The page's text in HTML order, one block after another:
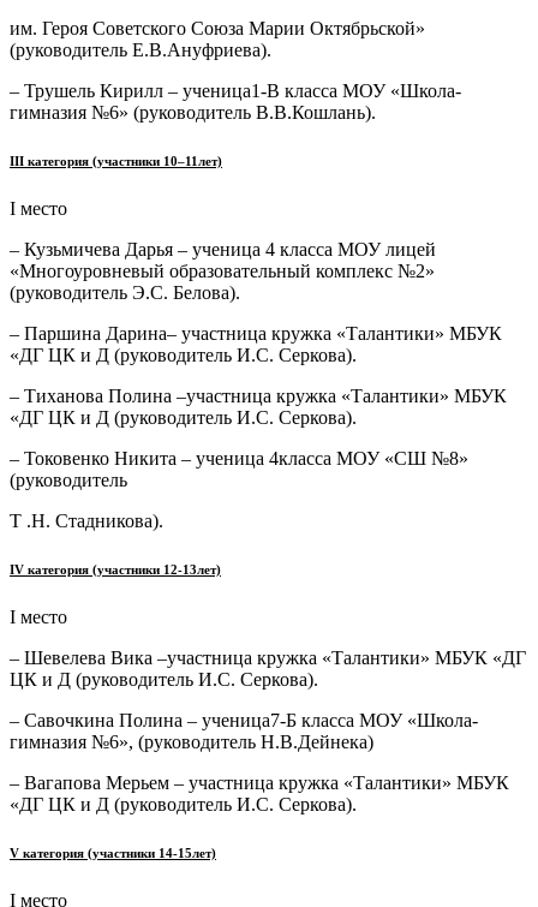
им. Героя Советского Союза Марии Октябрьской»
(руководитель Е.В.Ануфриева).
– Трушель Кирилл – ученица1-В класса МОУ «Школа-
гимназия №6» (руководитель В.В.Кошлань).
III категория (участники 10–11лет)
I место
– Кузьмичева Дарья – ученица 4 класса МОУ лицей
«Многоуровневый образовательный комплекс №2»
(руководитель Э.С. Белова).
– Паршина Дарина– участница кружка «Талантики» МБУК
«ДГ ЦК и Д (руководитель И.С. Серкова).
– Тиханова Полина –участница кружка «Талантики» МБУК
«ДГ ЦК и Д (руководитель И.С. Серкова).
– Токовенко Никита – ученица 4класса МОУ «СШ №8»
(руководитель
Т .Н. Стадникова).
IV категория (участники 12-13лет)
I место
– Шевелева Вика –участница кружка «Талантики» МБУК «ДГ
ЦК и Д (руководитель И.С. Серкова).
– Савочкина Полина – ученица7-Б класса МОУ «Школа-
гимназия №6», (руководитель Н.В.Дейнека)
– Вагапова Мерьем – участница кружка «Талантики» МБУК
«ДГ ЦК и Д (руководитель И.С. Серкова).
V категория (участники 14-15лет)
I место